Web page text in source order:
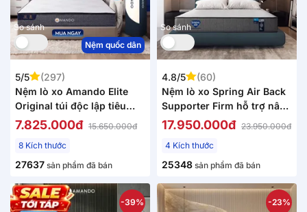
So sánh
Nệm quốc dân
5/5
(297)
Nệm lò xo Amando Elite
Original túi độc lập tiêu
chuẩn khách sạn 5 sao dày
7.825.000đ 15.650.000đ
8 Kích thước
27637 sản phẩm đã bán
So sánh
4.8/5
(60)
Nệm lò xo Spring Air Back
Supporter Firm hỗ trợ nâng
đỡ dày 25cm
17.950.000đ 23.950.000đ
4 Kích thước
25348 sản phẩm đã bán
-39% -23%